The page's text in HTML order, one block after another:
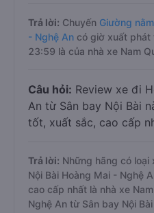
Trả lời: Chuyến Giường
- Nghệ An có giờ xuất phát
23:59 là của nhà xe Nam
Câu hỏi: Review xe đi
An từ Sân bay Nội Bài
tốt, xuất sắc, cao cấp
Trả lời: Những hãng có loại
Nội Bài Hoàng Mai - Nghệ
cao cấp nhất là nhà xe
Nghệ An từ Sân bay Nội